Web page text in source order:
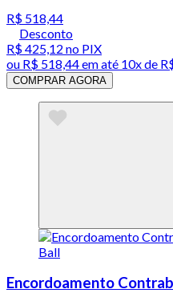
R$ 518,44
Desconto
R$ 425,12 no PIX
ou R$ 518,44em até 10x de
COMPRAR AGORA
Encordoamento